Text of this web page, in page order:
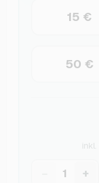
15 €
50 €
inkl.
+